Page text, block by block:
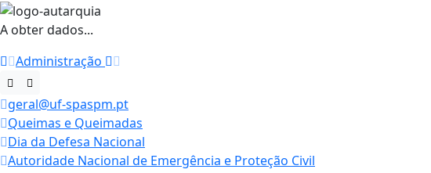
A obter dados...
Administração
geral@uf-spaspm.pt
Queimas e Queimadas
Dia da Defesa Nacional
Autoridade Nacional de Emergência e Proteção Civil